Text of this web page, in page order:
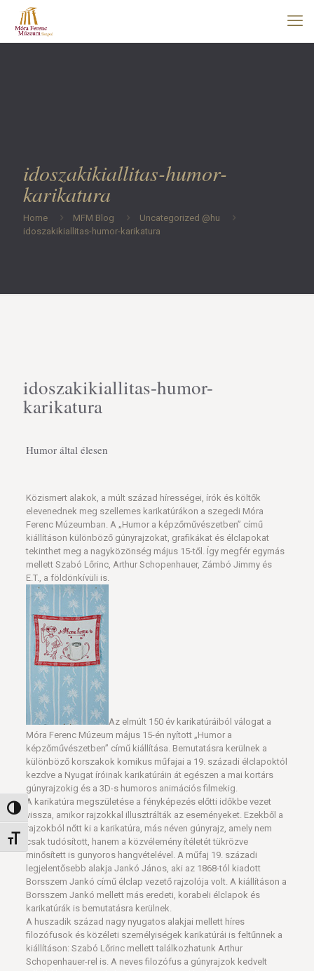
Nagy kontraszt váltása
Betűméret váltása
idoszakikiallitas-humor-
karikatura
Home MFM Blog
Uncategorized @hu
idoszakikiallitas-humor-karikatura
idoszakikiallitas-humor-
karikatura
Humor által élesen
Közismert alakok, a múlt század hírességei, írók és költők
elevenednek meg szellemes karikatúrákon a szegedi Móra
Ferenc Múzeumban. A „Humor a képzőművészetben” című
kiállításon különböző gúnyrajzokat, grafikákat és élclapokat
tekinthet meg a nagyközönség május 15-től. Így megfér egymás
mellett Szabó Lőrinc, Arthur Schopenhauer, Zámbó Jimmy és
E.T., a földönkívüli is.
Az elmúlt 150 év karikatúráiból válogat a
Móra Ferenc Múzeum május 15-én nyított „Humor a
képzőművészetben” című kiállítása. Bemutatásra kerülnek a
különböző korszakok komikus műfajai a 19. századi élclapoktól
kezdve a Nyugat íróinak karikatúráin át egészen a mai kortárs
gúnyrajzokig és a 3D-s humoros animációs filmekig.
A karikatúra megszületése a fényképezés előtti időkbe vezet
vissza, amikor rajzokkal illusztrálták az eseményeket. Ezekből a
rajzokból nőtt ki a karikatúra, más néven gúnyrajz, amely nem
csak tudósított, hanem a közvélemény ítéletét tükrözve
minősített is gunyoros hangvételével. A műfaj 19. századi
legjelentősebb alakja Jankó János, aki az 1868-tól kiadott
Borsszem Jankó című élclap vezető rajzolója volt. A kiállításon a
Borsszem Jankó mellett más eredeti, korabeli élclapok és
karikatúrák is bemutatásra kerülnek.
A huszadik század nagy nyugatos alakjai mellett híres
filozófusok és közéleti személyiségek karikatúrái is feltűnnek a
kiállításon: Szabó Lőrinc mellett találkozhatunk Arthur
Schopenhauer-rel is. A neves filozófus a gúnyrajzok kedvelt